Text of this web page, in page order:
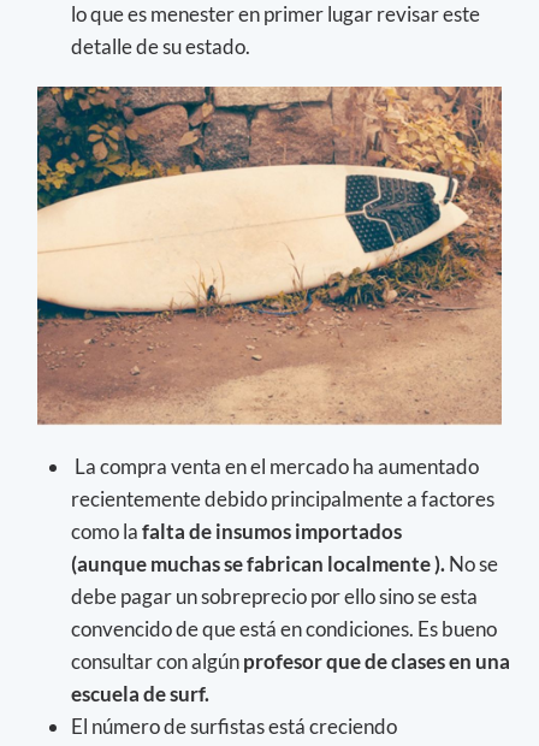
lo que es menester en primer lugar revisar este
detalle de su estado.
La compra venta en el mercado ha aumentado
recientemente debido principalmente a factores
como lafalta de insumos importados
(aunque muchas se fabrican localmente ).No se
debe pagar un sobreprecio por ello sino se esta
convencido de que está en condiciones. Es bueno
consultar con algúnprofesor que de clases en una
escuela de surf.
El número de surfistas está creciendo